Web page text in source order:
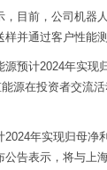
，目前，公司机器
并通过客户性能测
源预计2024年实现
源在投资者交流
2024年实现归母净
公告表示，将与上